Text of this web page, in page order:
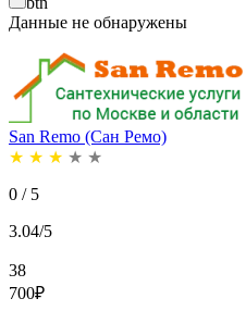
Данные не обнаружены
San Remo (Сан Ремо)
★ ★ ★ ★ ★
0 / 5
3.04/5
38
700₽